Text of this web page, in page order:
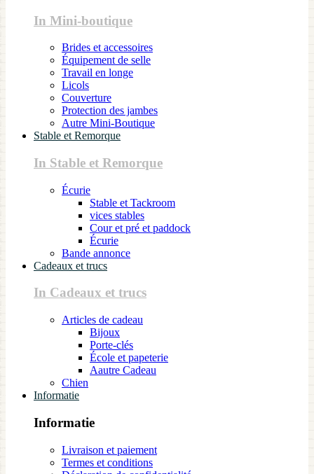
In Mini-boutique
Brides et accessoires
Équipement de selle
Travail en longe
Licols
Couverture
Protection des jambes
Autre Mini-Boutique
Stable et Remorque
In Stable et Remorque
Écurie
Stable et Tackroom
vices stables
Cour et pré et paddock
Écurie
Bande annonce
Cadeaux et trucs
In Cadeaux et trucs
Articles de cadeau
Bijoux
Porte-clés
École et papeterie
Aautre Cadeau
Chien
Informatie
Informatie
Livraison et paiement
Termes et conditions